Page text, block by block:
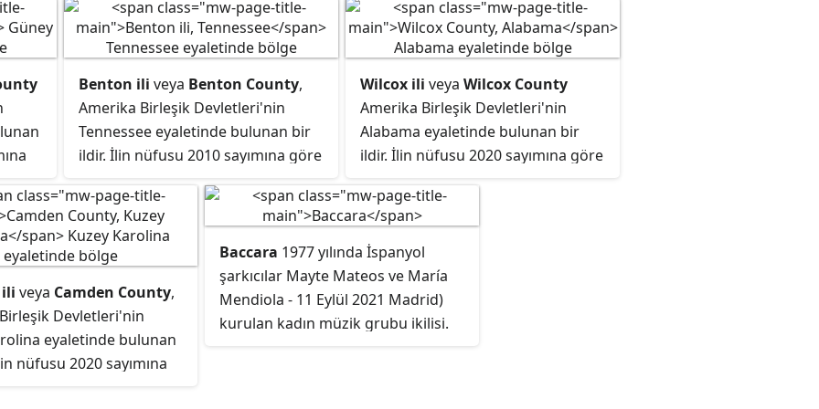
Benton ili veya Benton County,
Amerika Birleşik Devletleri'nin
Tennessee eyaletinde bulunan bir
ildir. İlin nüfusu 2010 sayımına göre
şehridir.
Wilcox ili veya Wilcox County
Amerika Birleşik Devletleri'nin
Alabama eyaletinde bulunan bir
ildir. İlin nüfusu 2020 sayımına göre
şehridir.
ili veya Camden County,
Devletleri'nin
eyaletinde bulunan
nüfusu 2020 sayımına
Baccara 1977 yılında İspanyol
şarkıcılar Mayte Mateos ve María
Mendiola - 11 Eylül 2021 Madrid)
kurulan kadın müzik grubu ikilisi.